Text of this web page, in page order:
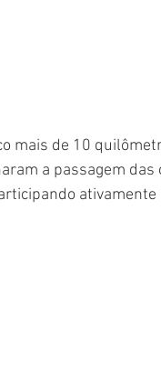
mais de 10
a passagem